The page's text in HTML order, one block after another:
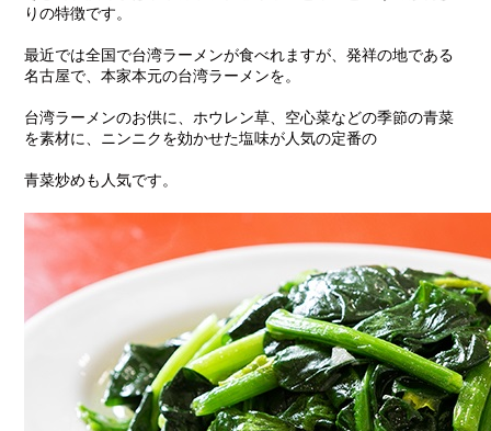
りの特徴です。
最近では全国で台湾ラーメンが食べれますが、発祥の地である
名古屋で、本家本元の台湾ラーメンを。
台湾ラーメンのお供に、ホウレン草、空心菜などの季節の青菜
を素材に、ニンニクを効かせた塩味が人気の定番の
青菜炒めも人気です。